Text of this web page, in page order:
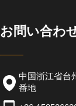
お問い合わ
中国浙江省台
番地